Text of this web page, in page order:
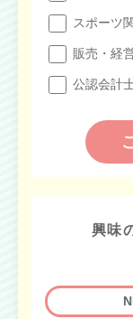
スポーツ
販売・経
公認会計
興味